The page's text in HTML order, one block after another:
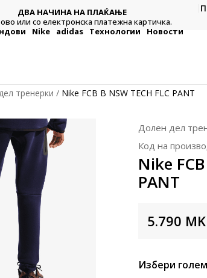
ДВА НАЧИНА НА ПЛАЌАЊЕ
или со електронска платежна картичка.
Nike adidas Технологии Новости
тренерки Nike FCB B NSW TECH FLC PANT
Долен дел
Код на
Nike
PANT
5.790
Избери